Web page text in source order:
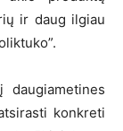
ir daug ilgiau
daugiametines
konkreti